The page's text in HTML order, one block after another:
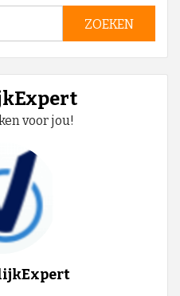
voor jou!